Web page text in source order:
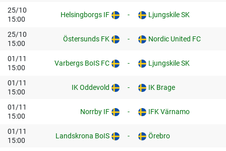
25/10
15:00
Helsingborgs IF - Ljungskile SK
25/10
15:00
Östersunds FK - Nordic United FC
01/11
15:00
Varbergs BoIS FC - Ljungskile SK
01/11
15:00
IK Oddevold - IK Brage
01/11
15:00
Norrby IF - IFK Värnamo
01/11
15:00
Landskrona BoIS - Örebro